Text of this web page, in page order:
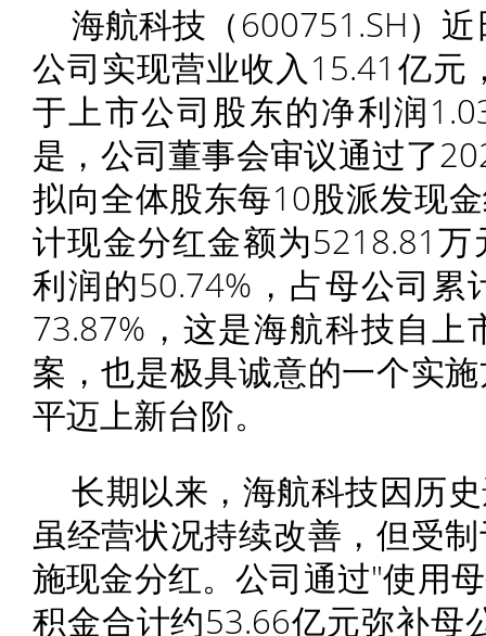
海航科技（600751.SH）
公司实现营业收入15.41亿元
于上市公司股东的净利润
是，公司董事会审议通过了
拟向全体股东每10股派发现
计现金分红金额为5218.81
利润的50.74%，占母公司
73.87%，这是海航科技自
案，也是极具诚意的一个实
平迈上新台阶。
长期以来，海航科技因历
虽经营状况持续改善，但受
施现金分红。公司通过"使用
积金合计约53.66亿元弥补母